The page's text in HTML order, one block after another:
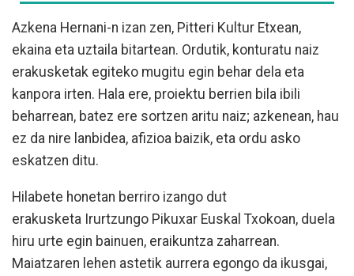
Azkena Hernani-n izan zen, Pitteri Kultur Etxean,
ekaina eta uztaila bitartean. Ordutik, konturatu naiz
erakusketak egiteko mugitu egin behar dela eta
kanpora irten. Hala ere, proiektu berrien bila ibili
beharrean, batez ere sortzen aritu naiz; azkenean, hau
ez da nire lanbidea, afizioa baizik, eta ordu asko
eskatzen ditu.
Hilabete honetan berriro izango dut
erakusketa Irurtzungo Pikuxar Euskal Txokoan, duela
hiru urte egin bainuen, eraikuntza zaharrean.
Maiatzaren lehen astetik aurrera egongo da ikusgai,